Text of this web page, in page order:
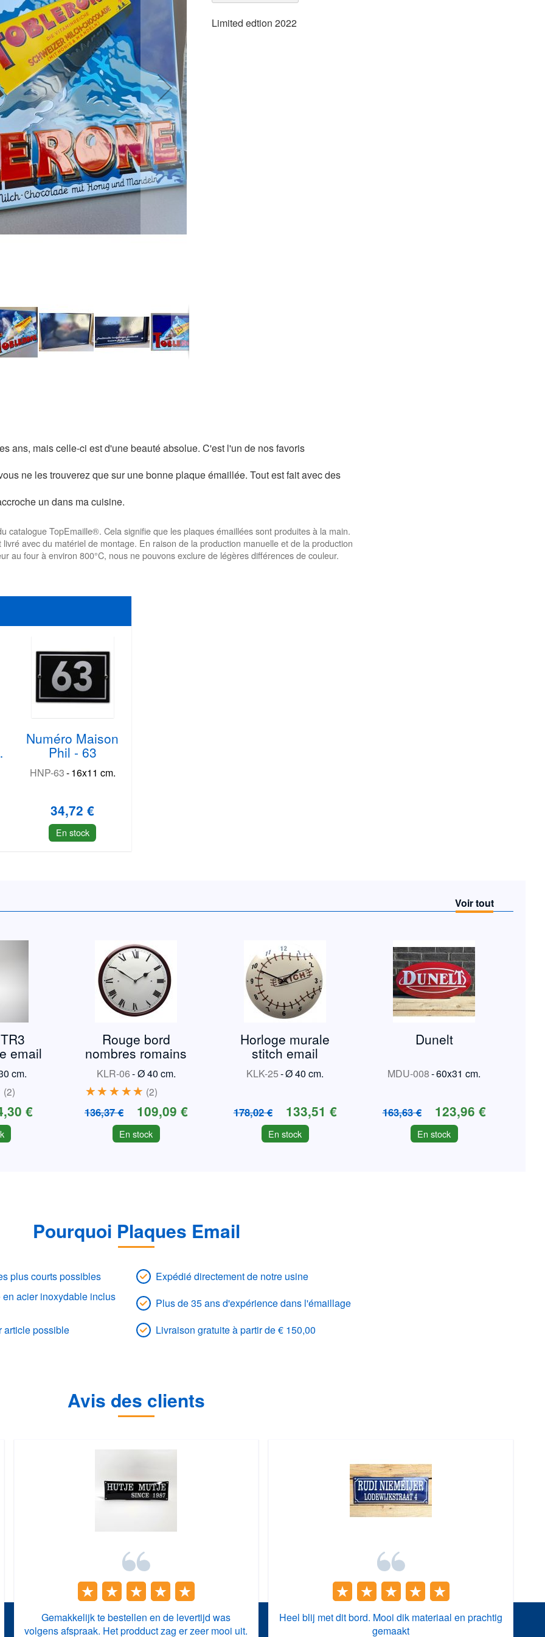
Limited edtion 2022
ans, mais celle-ci est d'une beauté absolue. C'est l'un de nos favoris
ne les trouverez que sur une bonne plaque émaillée. Tout est fait avec des
un dans ma cuisine.
catalogue TopEmaille®. Cela signifie que les plaques émaillées sont produites à la main.
avec du matériel de montage. En raison de la production manuelle et de la production
au four à environ 800°C, nous ne pouvons exclure de légères différences de couleur.
Numéro Maison
Phil - 63
HNP-63-16x11 cm.
34,72 €
En stock
Voir tout
email
cm.
2
€
Rouge bord
nombres romains
KLR-06-Ø 40 cm.
2
136,37 € 109,09 €
En stock
Horloge murale
stitch email
KLK-25-Ø 40 cm.
178,02 € 133,51 €
En stock
Dunelt
MDU-008-60x31 cm.
163,63 € 123,96 €
En stock
Pourquoi Plaques Email
plus courts possibles
Expédié directement de notre usine
acier inoxydable inclus
Plus de 35 ans d'expérience dans l'émaillage
article possible
Livraison gratuite à partir de € 150,00
Avis des clients
Gemakkelijk te bestellen en de levertijd was
volgens afspraak. Het prodduct zag er zeer mooi uit.
Heel blij met dit bord. Mooi dik materiaal en prachtig
gemaakt